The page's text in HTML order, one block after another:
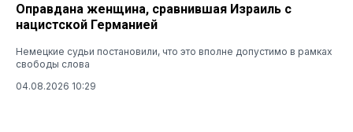
Оправдана женщина, сравнившая Израиль с
нацистской Германией
Немецкие судьи постановили, что это вполне допустимо в рамках
свободы слова
04.08.2026 10:29